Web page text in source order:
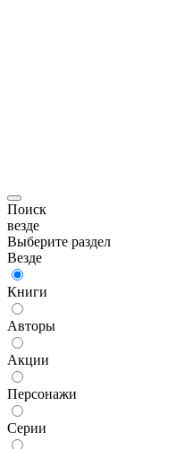
Поиск
везде
Выберите раздел
Везде
Книги
Авторы
Акции
Персонажи
Серии